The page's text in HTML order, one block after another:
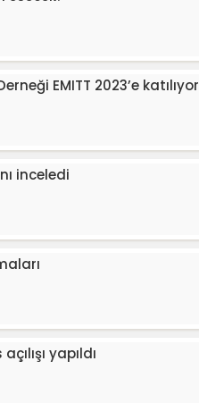
EMITT 2023’e katılıyor
inceledi
yapıldı